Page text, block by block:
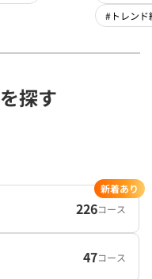
#トレンド
探す
226コース
新着あり
47コース